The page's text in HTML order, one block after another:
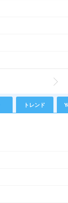
トレンド